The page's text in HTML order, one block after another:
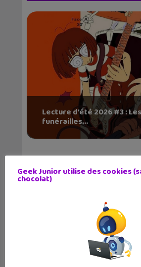
Lecture d’été 2026 #3 :
funérailles...
Lecture d’été 2026 #1 :
Geek Junior utilise des cookies
chocolat)